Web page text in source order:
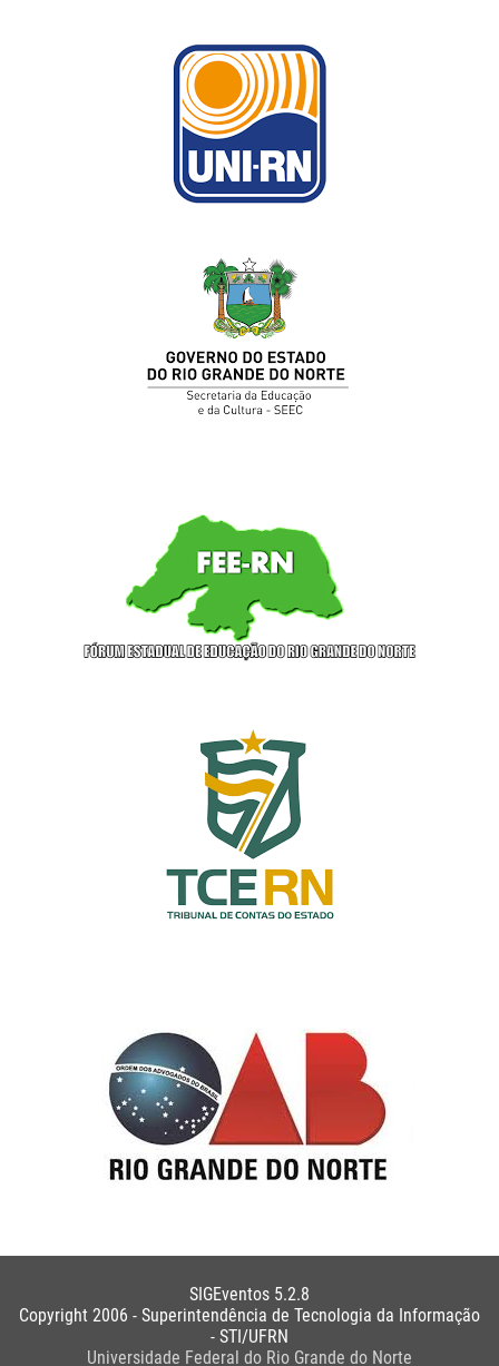
SIGEventos 5.2.8
Copyright 2006 - Superintendência de Tecnologia da Informação
- STI/UFRN
Universidade Federal do Rio Grande do Norte